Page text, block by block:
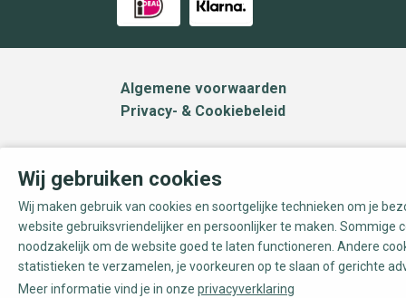
Algemene voorwaarden
Privacy- & Cookiebeleid
Wij gebruiken cookies
Wij maken gebruik van cookies en soortgelijke technieken om je
website gebruiksvriendelijker en persoonlijker te maken. Sommige
noodzakelijk om de website goed te laten functioneren. Andere
statistieken te verzamelen, je voorkeuren op te slaan of gerichte
Meer informatie vind je in onze privacyverklaring